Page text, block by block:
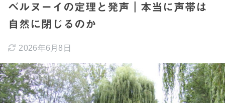
ベルヌーイの定理と発声｜本当に声帯は
自然に閉じるのか
2026年6月8日